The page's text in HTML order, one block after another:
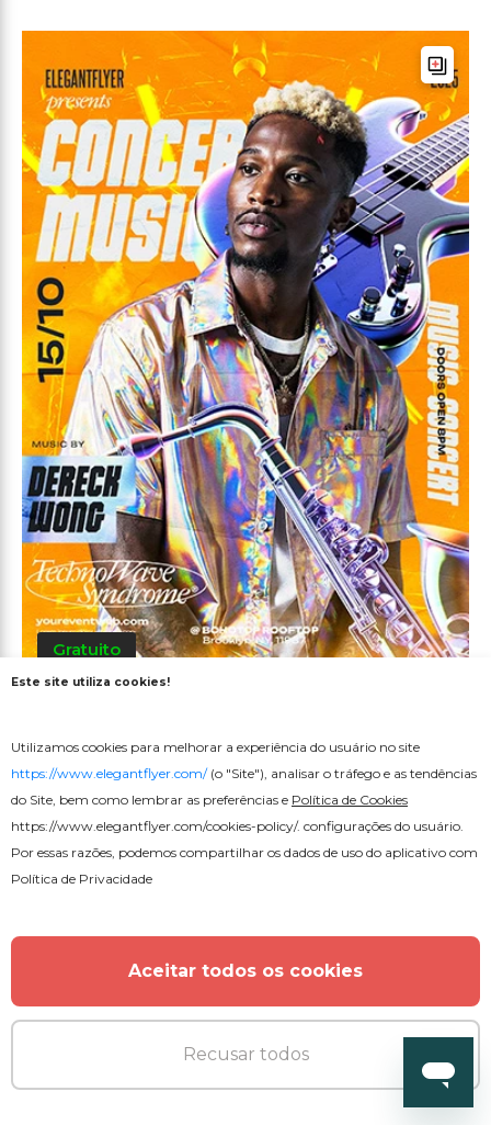
Gratuito
Editável
Este site utiliza cookies!
Utilizamos cookies para melhorar a experiência do usuário no site
https://www.elegantflyer.com/(o "Site"), analisar o tráfego e as tendências
do Site, bem como lembrar as preferências e Política de Cookies
https://www.elegantflyer.com/cookies-policy/. configurações do usuário.
Por essas razões, podemos compartilhar os dados de uso do aplicativo com
Política de Privacidade
Aceitar todos os cookies
Recusar todos